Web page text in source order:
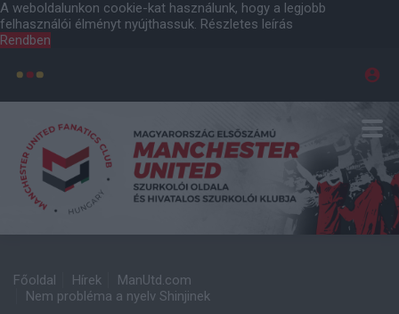
A weboldalunkon cookie-kat használunk, hogy a legjobb
felhasználói élményt nyújthassuk. Részletes leírás
Rendben
Főoldal Hírek
ManUtd.com
Nem probléma a nyelv Shinjinek